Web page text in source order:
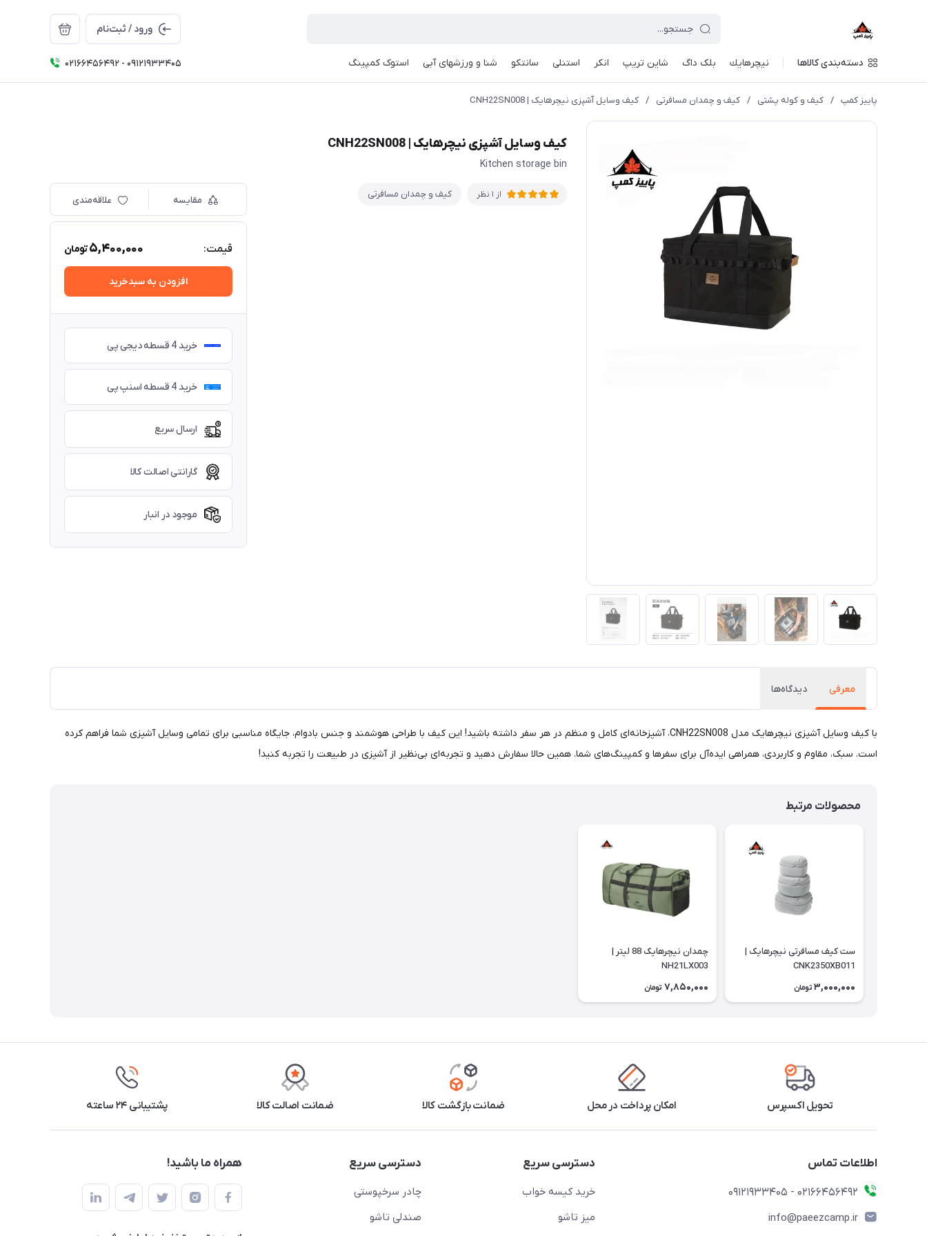
ورود / ثبت‌نام
دسته‌بندی کالاها نيچرهايك بلک داگ شاین تریپ انکر استنلی سانتکو شنا و ورزشهای آبی استوک کمپینگ 02166456492 - 09121933405
پاییز کمپ / کیف و کوله پشتی / کیف و چمدان مسافرتی / کیف وسایل آشپزی نیچرهایک | CNH22SN008
کیف وسایل آشپزی نیچرهایک | CNH22SN008
Kitchen storage bin
از 1 نظر کیف و چمدان مسافرتی
مقایسه علاقه‌مندی
قیمت: 5,400,000تومان
افزودن به سبدخرید
خرید 4 قسطه دیجی پی
خرید 4 قسطه اسنپ پی
ارسال سریع
گارانتی اصالت کالا
موجود در انبار
معرفی دیدگاه‌ها
با کیف وسایل آشپزی نیچرهایک مدل CNH22SN008، آشپزخانه‌ای کامل و منظم در هر سفر داشته باشید! این کیف با طراحی هوشمند و جنس بادوام، جایگاه مناسبی برای تمامی وسایل آشپزی شما فراهم کرده
است. سبک، مقاوم و کاربردی، همراهی ایده‌آل برای سفرها و کمپینگ‌های شما. همین حالا سفارش دهید و تجربه‌ای بی‌نظیر از آشپزی در طبیعت را تجربه کنید!
محصولات مرتبط
ست کیف مسافرتی نیچرهایک |
CNK2350XB011
3,000,000 تومان
چمدان نیچرهایک 88 لیتر |
NH21LX003
7,850,000 تومان
تحویل اکسپرس امکان پرداخت در محل ضمانت بازگشت کالا ضمانت اصالت کالا پشتیبانی ۲۴ ساعته
اطلاعات تماس
02166456492 - 09121933405
info@paeezcamp.ir
دسترسی سریع
خرید کیسه خواب
میز تاشو
دسترسی سریع
چادر سرخپوستی
صندلی تاشو
همراه ما باشید!